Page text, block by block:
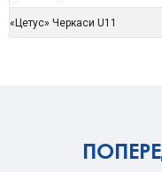
«Цетус» Черкаси U11